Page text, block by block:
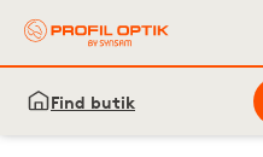
Find butik